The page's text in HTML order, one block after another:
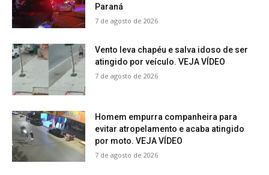
Paraná
7 de agosto de 2026
Vento leva chapéu e salva idoso de ser
atingido por veículo. VEJA VÍDEO
7 de agosto de 2026
Homem empurra companheira para
evitar atropelamento e acaba atingido
por moto. VEJA VÍDEO
7 de agosto de 2026